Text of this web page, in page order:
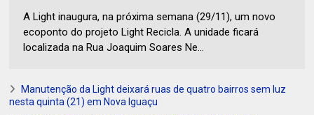
A Light inaugura, na próxima semana (29/11), um novo
ecoponto do projeto Light Recicla. A unidade ficará
localizada na Rua Joaquim Soares Ne...
Manutenção da Light deixará ruas de quatro bairros sem luz
nesta quinta (21) em Nova Iguaçu